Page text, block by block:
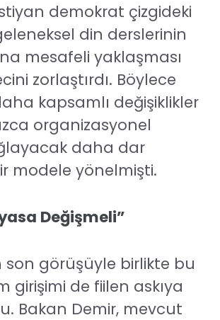
demokrat çizgideki
din derslerinin
mesafeli yaklaşması
zorlaştırdı. Böylece
kapsamlı değişiklikler
organizasyonel
daha dar
modele yönelmişti.
Değişmeli”
son görüşüyle birlikte bu
girişimi de fiilen askıya
Bakan Demir, mevcut